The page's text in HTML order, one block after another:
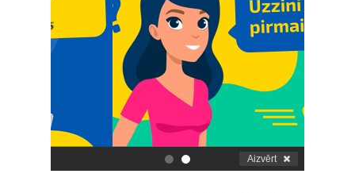
. Aizvērt